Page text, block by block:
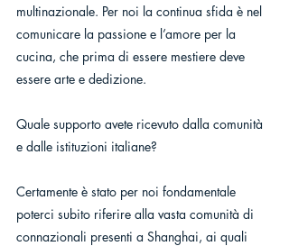
multinazionale. Per noi la continua sfida è nel
comunicare la passione e l’amore per la
cucina, che prima di essere mestiere deve
essere arte e dedizione.
Quale supporto avete ricevuto dalla comunità
e dalle istituzioni italiane?
Certamente è stato per noi fondamentale
poterci subito riferire alla vasta comunità di
connazionali presenti a Shanghai, ai quali